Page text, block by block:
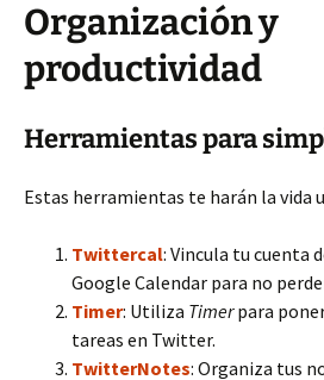
Organización y
productividad
Herramientas para
Estas herramientas te harán la vida
Twittercal: Vincula tu cuenta
Google Calendar para no
Timer: Utiliza Timerpara
tareas en Twitter.
TwitterNotes: Organiza tus